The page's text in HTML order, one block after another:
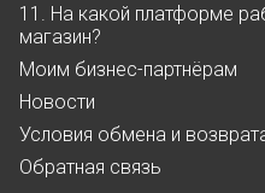
11. На какой платформе
магазин?
Моим бизнес-партнёрам
Новости
Условия обмена и
Обратная связь